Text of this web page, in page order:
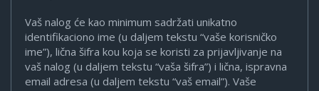
Vaš nalog će kao minimum sadržati unikatno
identifikaciono ime (u daljem tekstu “vaše korisničko
ime”), lična šifra kou koja se koristi za prijavljivanje na
vaš nalog (u daljem tekstu “vaša šifra”) i lična, ispravna
email adresa (u daljem tekstu “vaš email”). Vaše